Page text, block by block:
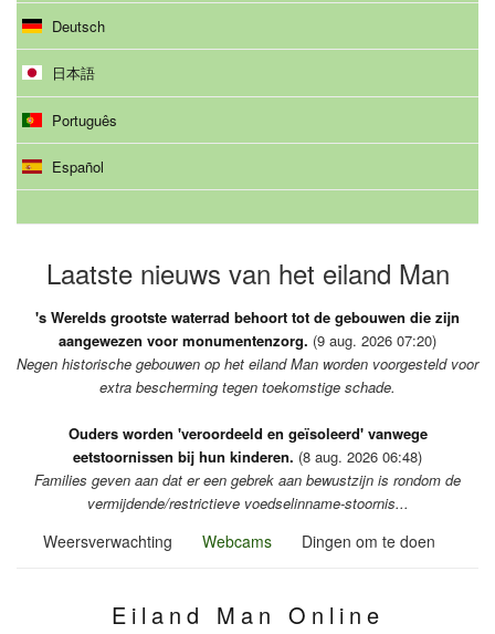
Deutsch
日本語
Português
Español
Laatste nieuws van het eiland Man
's Werelds grootste waterrad behoort tot de gebouwen die zijn
aangewezen voor monumentenzorg. (9 aug. 2026 07:20)
Negen historische gebouwen op het eiland Man worden voorgesteld voor
extra bescherming tegen toekomstige schade.
Ouders worden 'veroordeeld en geïsoleerd' vanwege
eetstoornissen bij hun kinderen. (8 aug. 2026 06:48)
Families geven aan dat er een gebrek aan bewustzijn is rondom de
vermijdende/restrictieve voedselinname-stoornis...
Weersverwachting Webcams Dingen om te doen
Eiland Man Online